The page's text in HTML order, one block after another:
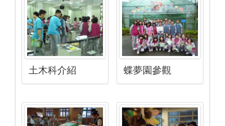
土木科介紹 蝶夢園參觀